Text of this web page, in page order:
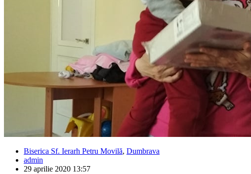
Biserica Sf. Ierarh Petru Movilă, Dumbrava
admin
29 aprilie 2020 13:57